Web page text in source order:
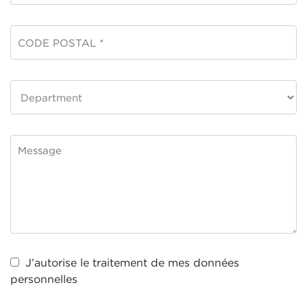
J’autorise le traitement de mes données
personnelles